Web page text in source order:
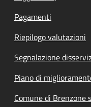
Pagamenti
Riepilogo valutazioni
Segnalazione
Piano di
Comune di Brenzone